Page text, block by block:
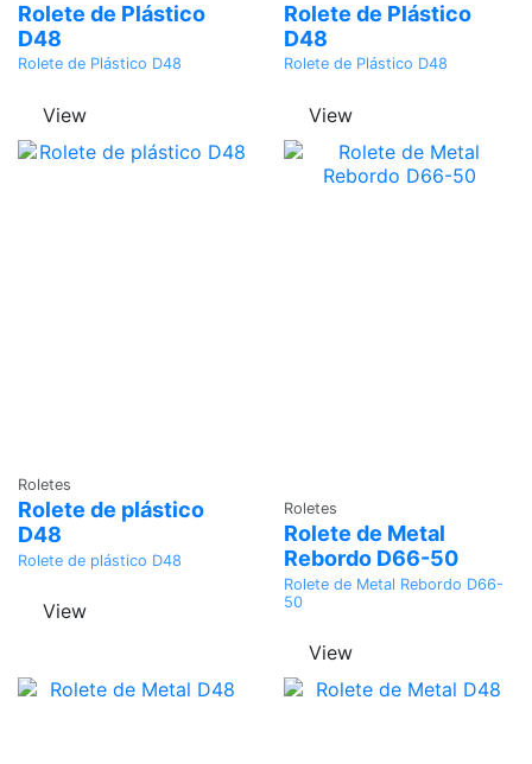
Rolete de Plástico
D48
Rolete de Plástico D48
View
Rolete de Plástico
D48
Rolete de Plástico D48
View
Roletes
Rolete de plástico
D48
Rolete de plástico D48
View
Roletes
Rolete de Metal
Rebordo D66-50
Rolete de Metal Rebordo D66-
50
View